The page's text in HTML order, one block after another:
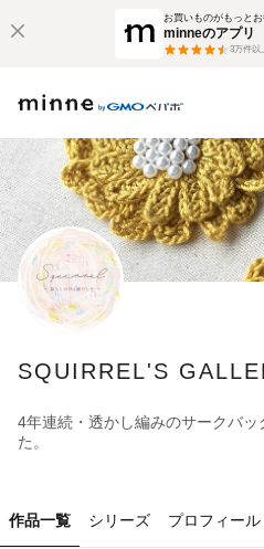
お買いものがもっと
minneのアプリ
3万件以
SQUIRREL'S
4年連続・透かし編みのサークバ
た。
作品一覧 シリーズ プロフィール